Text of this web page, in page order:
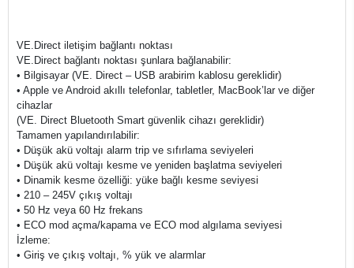
VE.Direct iletişim bağlantı noktası
VE.Direct bağlantı noktası şunlara bağlanabilir:
• Bilgisayar (VE. Direct – USB arabirim kablosu gereklidir)
• Apple ve Android akıllı telefonlar, tabletler, MacBook’lar ve diğer
cihazlar
(VE. Direct Bluetooth Smart güvenlik cihazı gereklidir)
Tamamen yapılandırılabilir:
• Düşük akü voltajı alarm trip ve sıfırlama seviyeleri
• Düşük akü voltajı kesme ve yeniden başlatma seviyeleri
• Dinamik kesme özelliği: yüke bağlı kesme seviyesi
• 210 – 245V çıkış voltajı
• 50 Hz veya 60 Hz frekans
• ECO mod açma/kapama ve ECO mod algılama seviyesi
İzleme:
• Giriş ve çıkış voltajı, % yük ve alarmlar